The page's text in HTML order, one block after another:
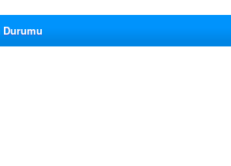
Durumu